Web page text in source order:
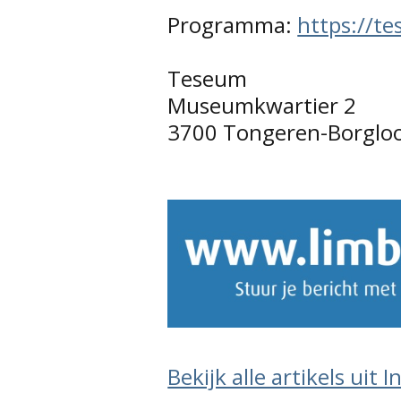
Programma: https://
Teseum
Museumkwartier 2
3700 Tongeren-
Bekijk alle artikels uit